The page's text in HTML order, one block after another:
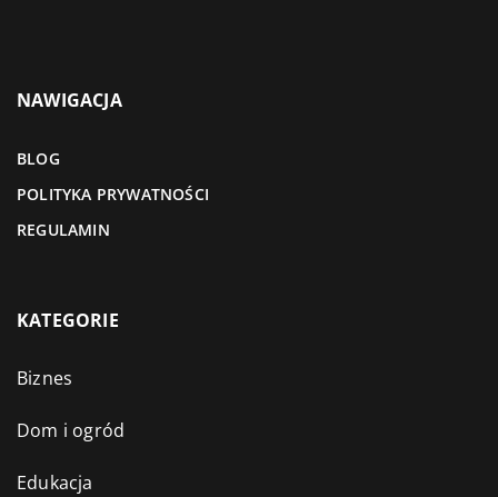
NAWIGACJA
BLOG
POLITYKA PRYWATNOŚCI
REGULAMIN
KATEGORIE
Biznes
Dom i ogród
Edukacja